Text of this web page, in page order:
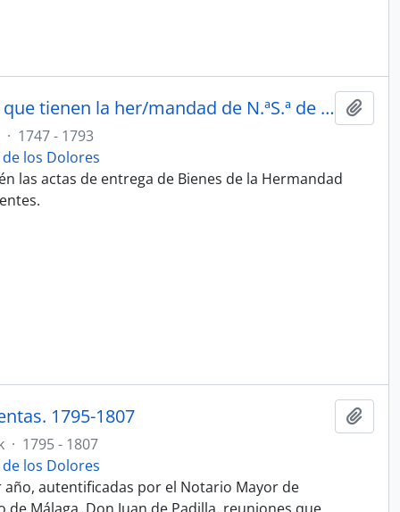
Libro de Imbentario del Y Alajas que tienen la her/mandad de N.ªS.ª de los Dolores en la Iglesia parroquial de s.r s.n Juan desta Ciudad
· 1747 - 1793
los Dolores
las actas de entrega de Bienes de la Hermandad
1795-1807
· 1795 - 1807
los Dolores
autentificadas por el Notario Mayor de
Málaga, Don Juan de Padilla, reuniones que